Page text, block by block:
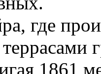
где
1861